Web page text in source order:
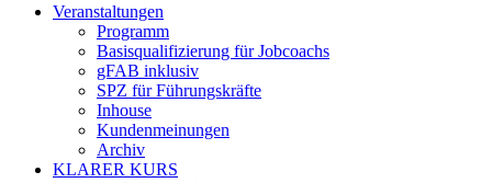
Veranstaltungen
Programm
Basisqualifizierung für Jobcoachs
gFAB inklusiv
SPZ für Führungskräfte
Inhouse
Kundenmeinungen
Archiv
KLARER KURS